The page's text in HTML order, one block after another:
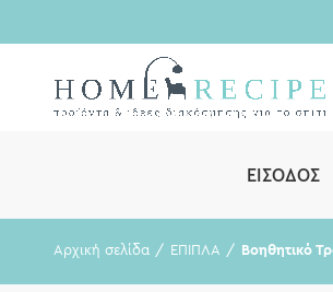
ΕΊΣΟΔΟΣ
Αρχική σελίδα ΕΠΙΠΛΑ Βοηθητικό